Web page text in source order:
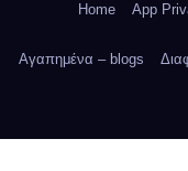
Home App
Αγαπημένα – blogs